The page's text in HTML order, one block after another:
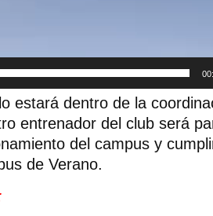
estará dentro de la
entrenador del club será
del campus y
de Verano.